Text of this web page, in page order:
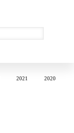
2021
2020